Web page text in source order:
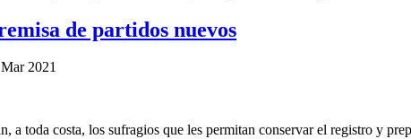
de partidos nuevos
2021
a toda costa, los sufragios que les permitan conservar el registro y